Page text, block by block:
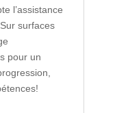
l’assistance
surfaces
pour un